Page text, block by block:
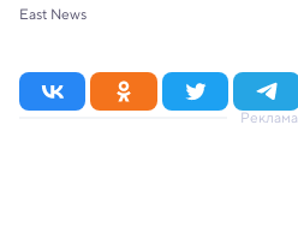
East News
Реклама